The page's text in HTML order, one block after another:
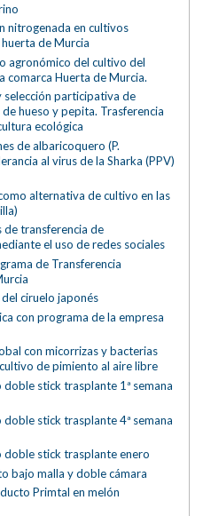
nitrogenada en cultivos
de Murcia
agronómico del cultivo del
comarca Huerta de Murcia.
selección participativa de
hueso y pepita. Trasferencia
ecológica
de albaricoquero (P.
al virus de la Sharka (PPV)
alternativa de cultivo en las
transferencia de
el uso de redes sociales
de Transferencia
ciruelo japonés
con programa de la empresa
con micorrizas y bacterias
de pimiento al aire libre
stick trasplante 1ª semana
stick trasplante 4ª semana
doble stick trasplante enero
bajo malla y doble cámara
Primtal en melón